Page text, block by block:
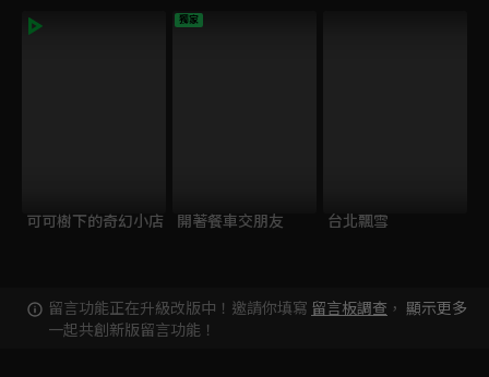
可可樹下的奇幻小店
獨家
開著餐車交朋友 台北飄雪
留言功能正在升級改版中！邀請你填寫 留言板調查 ，
一起共創新版留言功能！
顯示更多